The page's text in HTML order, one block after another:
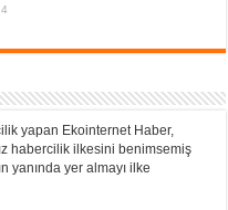
yapan Ekointernet Haber,
habercilik ilkesini benimsemiş
yanında yer almayı ilke